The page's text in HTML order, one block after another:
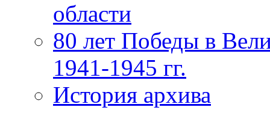
области
80 лет Победы в
1941-1945 гг.
История архива